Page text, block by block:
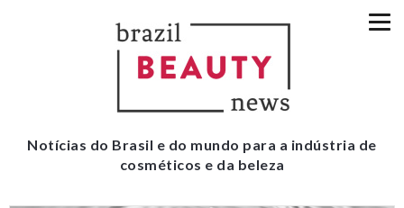
Notícias do Brasil e do mundo para a indústria de
cosméticos e da beleza